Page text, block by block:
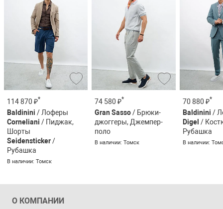
114 870 ₽*
Baldinini / Лоферы
Corneliani / Пиджак,
Шорты
Seidensticker/
Рубашка
В наличии: Томск
74 580 ₽*
Gran Sasso/ Брюки-
джоггеры, Джемпер-
поло
В наличии: Томск
70 880 ₽*
Baldinini /
Digel /
Рубашка
В наличии:
О КОМПАНИИ